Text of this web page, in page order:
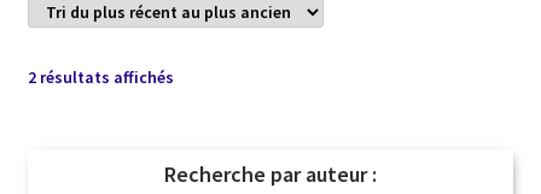
2 résultats affichésTrié
au
Recherche par auteur :